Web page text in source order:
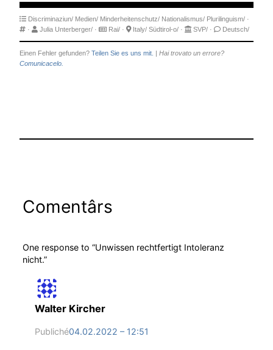
Discriminaziun/ Medien/ Minderheitenschutz/ Nationalismus/ Plurilinguism/ ·
·
Julia Unterberger/ · Rai/ · Italy/ Südtirol-o/ · SVP/ · Deutsch/
Einen Fehler gefunden? Teilen Sie es uns mit.
Hai trovato un errore?
Comunicacelo.
Comentârs
One response to “Unwissen rechtfertigt Intoleranz
nicht.”
Walter Kircher
Publiché04.02.2022 – 12:51